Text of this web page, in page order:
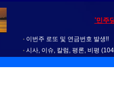
'민주
이번주 로또 및 연금번호 발생!!
시사, 이슈, 칼럼, 평론, 비평